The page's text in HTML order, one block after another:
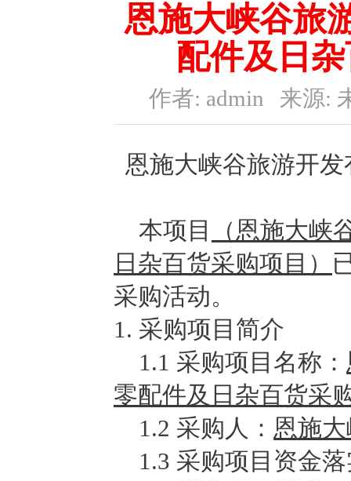
恩施大峡谷旅
配件及日
作者: admin 来源:
恩施大峡谷旅游开
本项目 （恩施大峡
日杂百货采购项目 ）
采购活动。
1. 采购项目简介
1.1 采购项目名称：
零配件及日杂百货采
1.2 采购人： 恩施
1.3 采购项目资金